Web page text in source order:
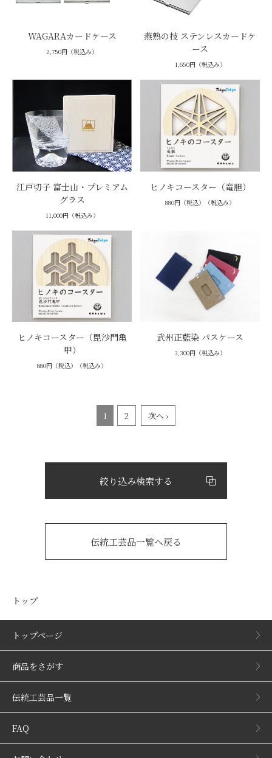
WAGARAカードケース
2,750円（税込み）
燕熟の技 ステンレスカードケ
ース
1,650円（税込み）
江戸切子 富士山・プレミアム
グラス
11,000円（税込み）
ヒノキコースター（竜胆）
880円（税込）（税込み）
ヒノキコースター（毘沙門亀
甲）
880円（税込）（税込み）
武州正藍染 パスケース
3,300円（税込み）
1 2 次へ ›
絞り込み検索する
伝統工芸品一覧へ戻る
トップ
トップページ
商品をさがす
伝統工芸品一覧
FAQ